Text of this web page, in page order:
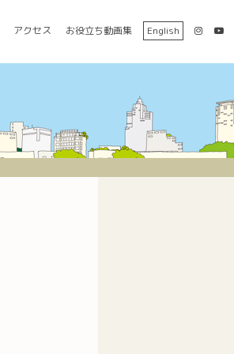
アクセス お役立ち動画集 English